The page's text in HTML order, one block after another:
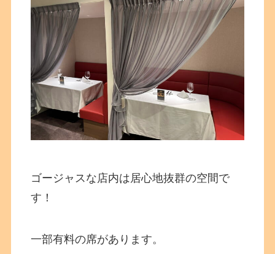
ゴージャスな店内は居心地抜群の空間で
す！
一部有料の席があります。